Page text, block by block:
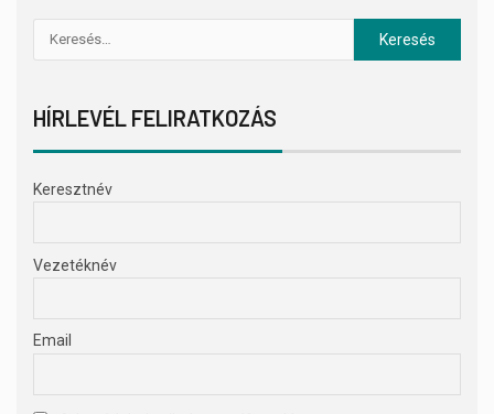
HÍRLEVÉL FELIRATKOZÁS
Keresztnév
Vezetéknév
Email